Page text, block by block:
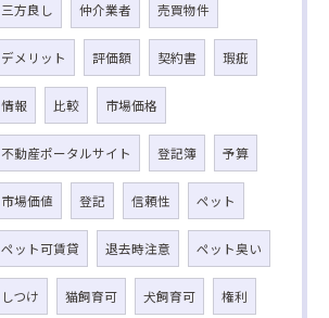
三方良し 仲介業者 売買物件
デメリット 評価額 契約書 瑕疵
情報 比較 市場価格
不動産ポータルサイト 登記簿 予算
市場価値 登記 信頼性 ペット
ペット可賃貸 退去時注意 ペット臭い
しつけ 猫飼育可 犬飼育可 権利